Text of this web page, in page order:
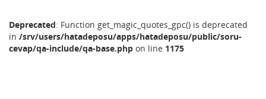
Deprecated: Function get_magic_quotes_gpc() is deprecated
in /srv/users/hatadeposu/apps/hatadeposu/public/soru-
cevap/qa-include/qa-base.php on line 1175